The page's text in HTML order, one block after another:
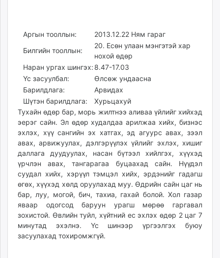
tovch.mn
Livetv.mn
Eguur.mn
24tsag.mn
shuud.mn
eagle.mn
ergelt.mn
zarig.mn
today.mn
zuv.mn
mminfo.mn
ugluu.mn
urlag.mn
unen.mn
asu.mn
shudarga.mn
Аргын тооллын:
2013.12.22 Ням гараг
Билгийн тооллын:
20. Есөн улаан мэнгэтэй хар
нохой өдөр
Наран ургах шингэх: 8.47-17.03
Үс засуулбал:
Өлсөж ундаасна
Барилдлага:
Арвидах
Шүтэн барилдлага:
Хурьцахуй
Тухайн өдөр бар, морь жилтнээ аливаа үйлийг хийхэд
эерэг сайн. Эл өдөр худалдаа арилжаа хийх, бизнэс
эхлэх, хүү сангийн эх хатгах, эд агуурс авах, зээл
авах, арвижуулах, дэлгэрүүлэх үйлийг эхлэх, хишиг
даллага дуудуулах, насан бүтээл хийлгэх, хүүхэд
үрчлэн авах, тангарагаа буцаахад сайн. Нүүдэл
суудал хийх, хэрүүл тэмцэл хийх, эрдэнийг гадагш
өгөх, хүүхэд хөлд оруулахад муу. Өдрийн сайн цаг нь
бар, луу, могой, бич, тахиа, гахай болой. Хол газар
яваар одогсод баруун урагш мөрөө гаргавал
зохистой. Өвлийн туйл, хүйтний ес эхлэх өдөр 2 цаг 7
минутад эхэлнэ. Үс шинээр үргээлгэх буюу
засуулахад тохиромжгүй.